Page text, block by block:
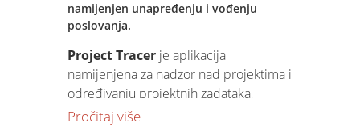
namijenjen unapređenju i vođenju
poslovanja.
Project Tracer je aplikacija
namijenjena za nadzor nad projektima i
određivanju projektnih zadataka,
praćenje tijeka projekta i unos utrošaka
Pročitaj više